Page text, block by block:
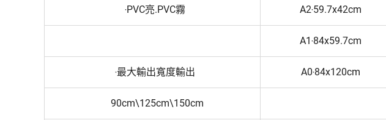
‧PVC亮.PVC霧 A2‧59.7x42cm
A1‧84x59.7cm
‧最大輸出寬度輸出 A0‧84x120cm
90cm\125cm\150cm